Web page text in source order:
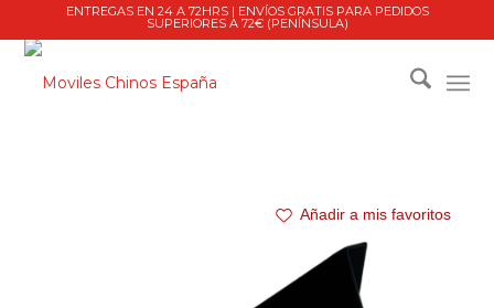
ENTREGAS EN 24 A 72HRS | ENVÍOS GRATIS PARA PEDIDOS
SUPERIORES A 72€ (PENÍNSULA)
Añadir a mis favoritos